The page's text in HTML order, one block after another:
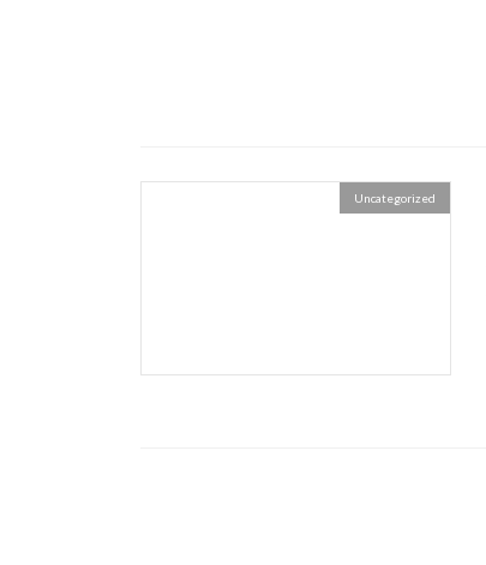
Uncategorized